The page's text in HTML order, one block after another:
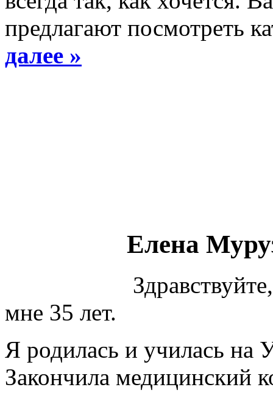
предлагают посмотреть
далее »
Елена
мне 35 лет.
Я родилась и училась на
Закончила медицинский